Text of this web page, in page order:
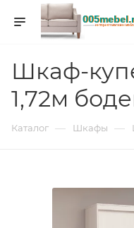
Шкаф-
1,72м
Каталог — Шкафы —